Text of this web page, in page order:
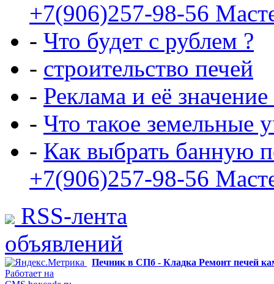
+7(906)257-98-56
- Что будет с рублем ?
- строительство печей
- Реклама и её
- Что такое земельные
- Как выбрать банную
+7(906)257-98-56
RSS-лента
объявлений
Печник в СПб - Кладка Ремонт печей
Работает на